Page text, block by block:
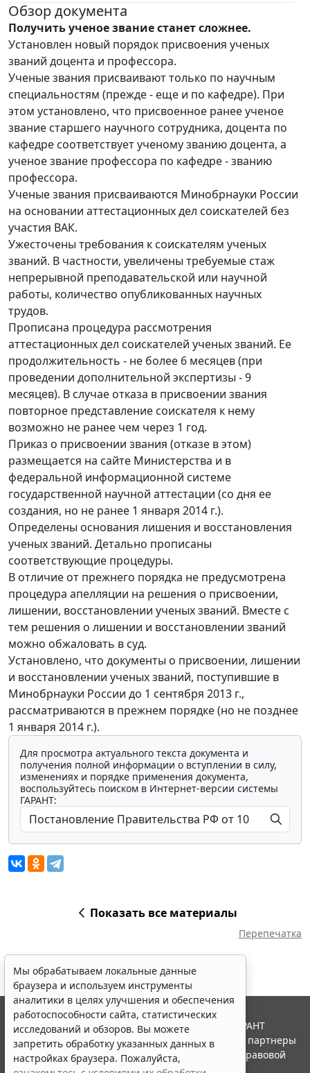
Обзор документа
Получить ученое звание станет сложнее.
Установлен новый порядок присвоения ученых
званий доцента и профессора.
Ученые звания присваивают только по научным
специальностям (прежде - еще и по кафедре). При
этом установлено, что присвоенное ранее ученое
звание старшего научного сотрудника, доцента по
кафедре соответствует ученому званию доцента, а
ученое звание профессора по кафедре - званию
профессора.
Ученые звания присваиваются Минобрнауки России
на основании аттестационных дел соискателей без
участия ВАК.
Ужесточены требования к соискателям ученых
званий. В частности, увеличены требуемые стаж
непрерывной преподавательской или научной
работы, количество опубликованных научных
трудов.
Прописана процедура рассмотрения
аттестационных дел соискателей ученых званий. Ее
продолжительность - не более 6 месяцев (при
проведении дополнительной экспертизы - 9
месяцев). В случае отказа в присвоении звания
повторное представление соискателя к нему
возможно не ранее чем через 1 год.
Приказ о присвоении звания (отказе в этом)
размещается на сайте Министерства и в
федеральной информационной системе
государственной научной аттестации (со дня ее
создания, но не ранее 1 января 2014 г.).
Определены основания лишения и восстановления
ученых званий. Детально прописаны
соответствующие процедуры.
В отличие от прежнего порядка не предусмотрена
процедура апелляции на решения о присвоении,
лишении, восстановлении ученых званий. Вместе с
тем решения о лишении и восстановлении званий
можно обжаловать в суд.
Установлено, что документы о присвоении, лишении
и восстановлении ученых званий, поступившие в
Минобрнауки России до 1 сентября 2013 г.,
рассматриваются в прежнем порядке (но не позднее
1 января 2014 г.).
Для просмотра актуального текста документа и
получения полной информации о вступлении в силу,
изменениях и порядке применения документа,
воспользуйтесь поиском в Интернет-версии системы
ГАРАНТ:
Показать все материалы
Перепечатка
Мы обрабатываем локальные данные
браузера и используем инструменты
аналитики в целях улучшения и обеспечения
работоспособности сайта, статистических
исследований и обзоров. Вы можете
запретить обработку указанных данных в
настройках браузера. Пожалуйста,
© ООО "НПП "ГАРАНТ-СЕРВИС", 2026. Система ГАРАНТ
выпускается с 1990 года. Компания "Гарант" и ее партнеры
являются участниками Российской ассоциации правовой
информации ГАРАНТ.